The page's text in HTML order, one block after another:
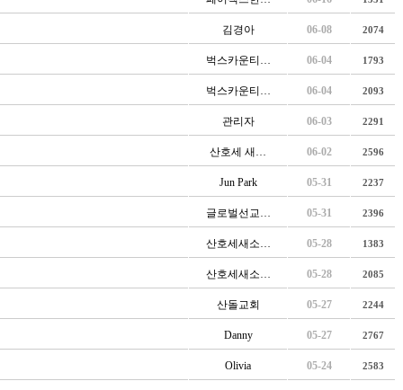
김경아 06-08 2074
벅스카운티… 06-04 1793
벅스카운티… 06-04 2093
관리자 06-03 2291
산호세 새… 06-02 2596
Jun Park 05-31 2237
글로벌선교… 05-31 2396
산호세새소… 05-28 1383
산호세새소… 05-28 2085
산돌교회 05-27 2244
Danny 05-27 2767
Olivia 05-24 2583